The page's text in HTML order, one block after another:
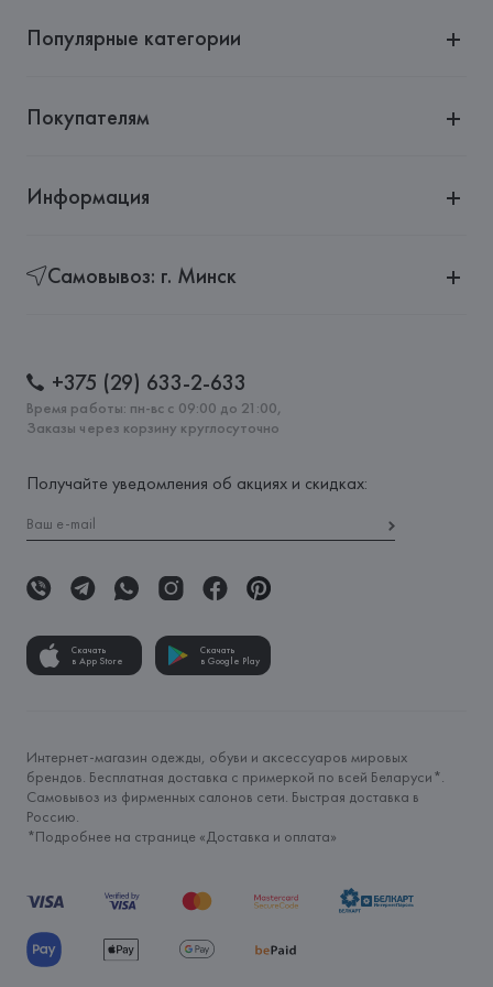
Популярные категории
Покупателям
Информация
Самовывоз: г. Минск
+375 (29) 633-2-633
Время работы: пн-вс с 09:00 до 21:00,
Заказы через корзину круглосуточно
Получайте уведомления об акциях и скидках:
Скачать
в App Store
Скачать
в Google Play
Интернет-магазин одежды, обуви и аксессуаров мировых
брендов. Бесплатная доставка с примеркой по всей Беларуси*.
Самовывоз из фирменных салонов сети. Быстрая доставка в
Россию.
*Подробнее на странице «Доставка и оплата»